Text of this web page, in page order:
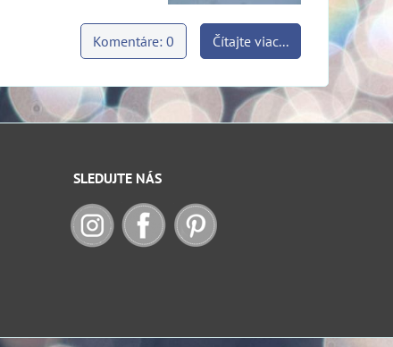
Čítajte viac...
Komentáre: 0
SLEDUJTE NÁS